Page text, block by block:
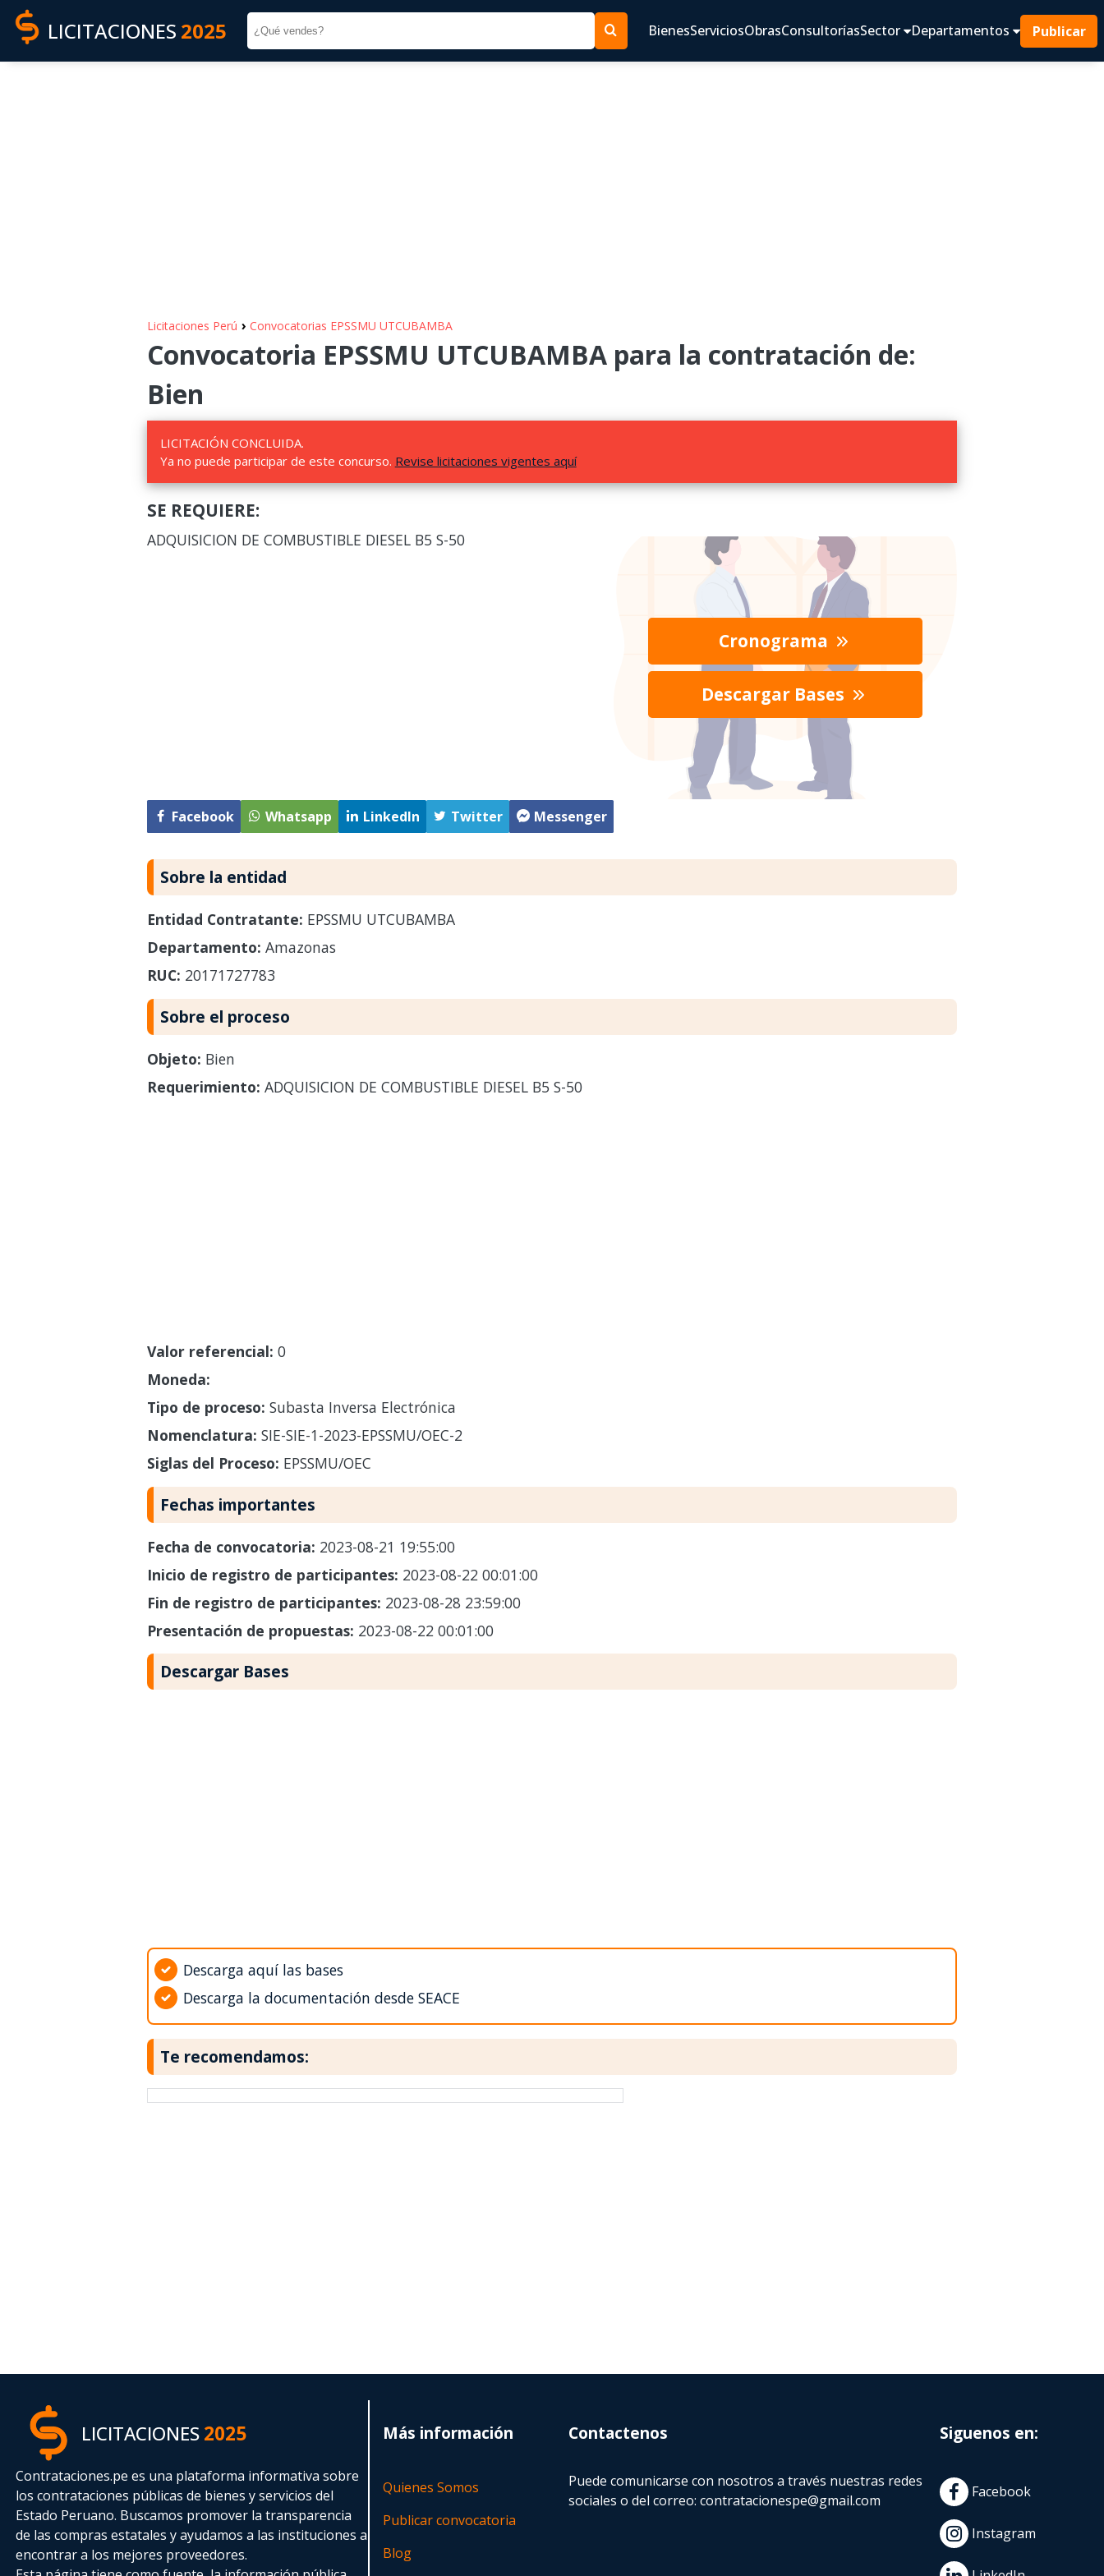
LICITACIONES 2025 BienesServiciosObrasConsultoríasSector Departamentos Publicar
Licitaciones Perú › Convocatorias EPSSMU UTCUBAMBA
Convocatoria EPSSMU UTCUBAMBA para la contratación de:
Bien
LICITACIÓN CONCLUIDA.
Ya no puede participar de este concurso. Revise licitaciones vigentes aquí
SE REQUIERE:
ADQUISICION DE COMBUSTIBLE DIESEL B5 S-50
Facebook Whatsapp LinkedIn Twitter Messenger
Cronograma
Descargar Bases
Sobre la entidad
Entidad Contratante: EPSSMU UTCUBAMBA
Departamento: Amazonas
RUC: 20171727783
Sobre el proceso
Objeto: Bien
Requerimiento: ADQUISICION DE COMBUSTIBLE DIESEL B5 S-50
Valor referencial: 0
Moneda:
Tipo de proceso: Subasta Inversa Electrónica
Nomenclatura: SIE-SIE-1-2023-EPSSMU/OEC-2
Siglas del Proceso: EPSSMU/OEC
Fechas importantes
Fecha de convocatoria: 2023-08-21 19:55:00
Inicio de registro de participantes: 2023-08-22 00:01:00
Fin de registro de participantes: 2023-08-28 23:59:00
Presentación de propuestas: 2023-08-22 00:01:00
Descargar Bases
Descarga aquí las bases
Descarga la documentación desde SEACE
Te recomendamos:
LICITACIONES2025
Contrataciones.pe es una plataforma informativa sobre
los contrataciones públicas de bienes y servicios del
Estado Peruano. Buscamos promover la transparencia
de las compras estatalesy ayudamos a las instituciones a
encontrar a los mejores proveedores.
Más información
Quienes Somos
Publicar convocatoria
Blog
Contactenos
Puede comunicarse con nosotros a través nuestras redes
sociales o del correo:contratacionespe@gmail.com
Siguenos en:
Facebook
Instagram